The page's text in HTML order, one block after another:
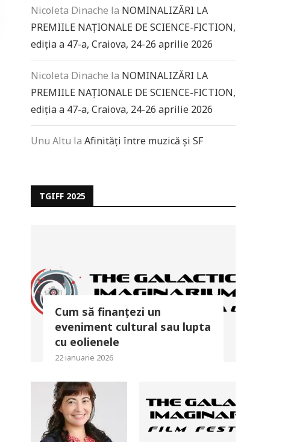
Nicoleta Dinache la NOMINALIZĂRI LA
PREMIILE NAȚIONALE DE SCIENCE-FICTION,
ediția a 47-a, Craiova, 24-26 aprilie 2026
Nicoleta Dinache la NOMINALIZĂRI LA
PREMIILE NAȚIONALE DE SCIENCE-FICTION,
ediția a 47-a, Craiova, 24-26 aprilie 2026
Unu Altu la Afinități între muzică și SF
TGIFF 2025
Cum să finanțezi un
eveniment cultural sau lupta
cu eolienele
22 ianuarie 2026